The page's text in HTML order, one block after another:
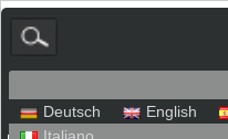
Deutsch English
Italiano